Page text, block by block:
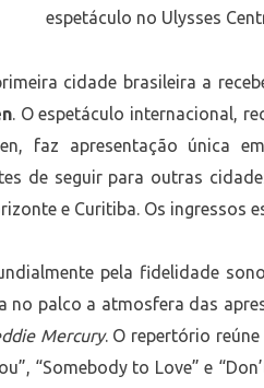
espetáculo no Ulysses
cidade brasileira a
. O espetáculo internacional,
faz apresentação única
de seguir para outras
e Curitiba. Os ingressos
pela fidelidade
no palco a atmosfera das
Mercury. O repertório
“Somebody to Love” e